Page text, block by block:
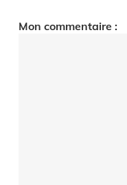
Mon commentaire :